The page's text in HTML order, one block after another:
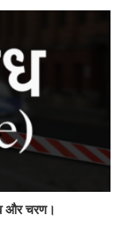
और चरण।